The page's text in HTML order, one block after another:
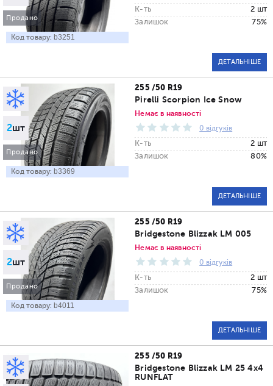
Продано
Код товару: b3251
К-ть
2 шт
Залишок
75%
ДЕТАЛЬНІШЕ
2шт
Продано
Код товару: b3369
255 /50 R19
Pirelli Scorpion Ice Snow
Немає в наявності
0 відгуків
К-ть
2 шт
Залишок
80%
ДЕТАЛЬНІШЕ
2шт
Продано
Код товару: b4011
255 /50 R19
Bridgestone Blizzak LM 005
Немає в наявності
0 відгуків
К-ть
2 шт
Залишок
75%
ДЕТАЛЬНІШЕ
255 /50 R19
Bridgestone Blizzak LM 25 4x4
RUNFLAT